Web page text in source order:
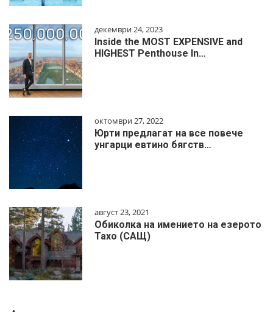
декември 24, 2023
Inside the MOST EXPENSIVE and
HIGHEST Penthouse In…
октомври 27, 2022
Юрти предлагат на все повече
унгарци евтино бягств…
август 23, 2021
Обиколка на имението на езерото
Тахо (САЩ)